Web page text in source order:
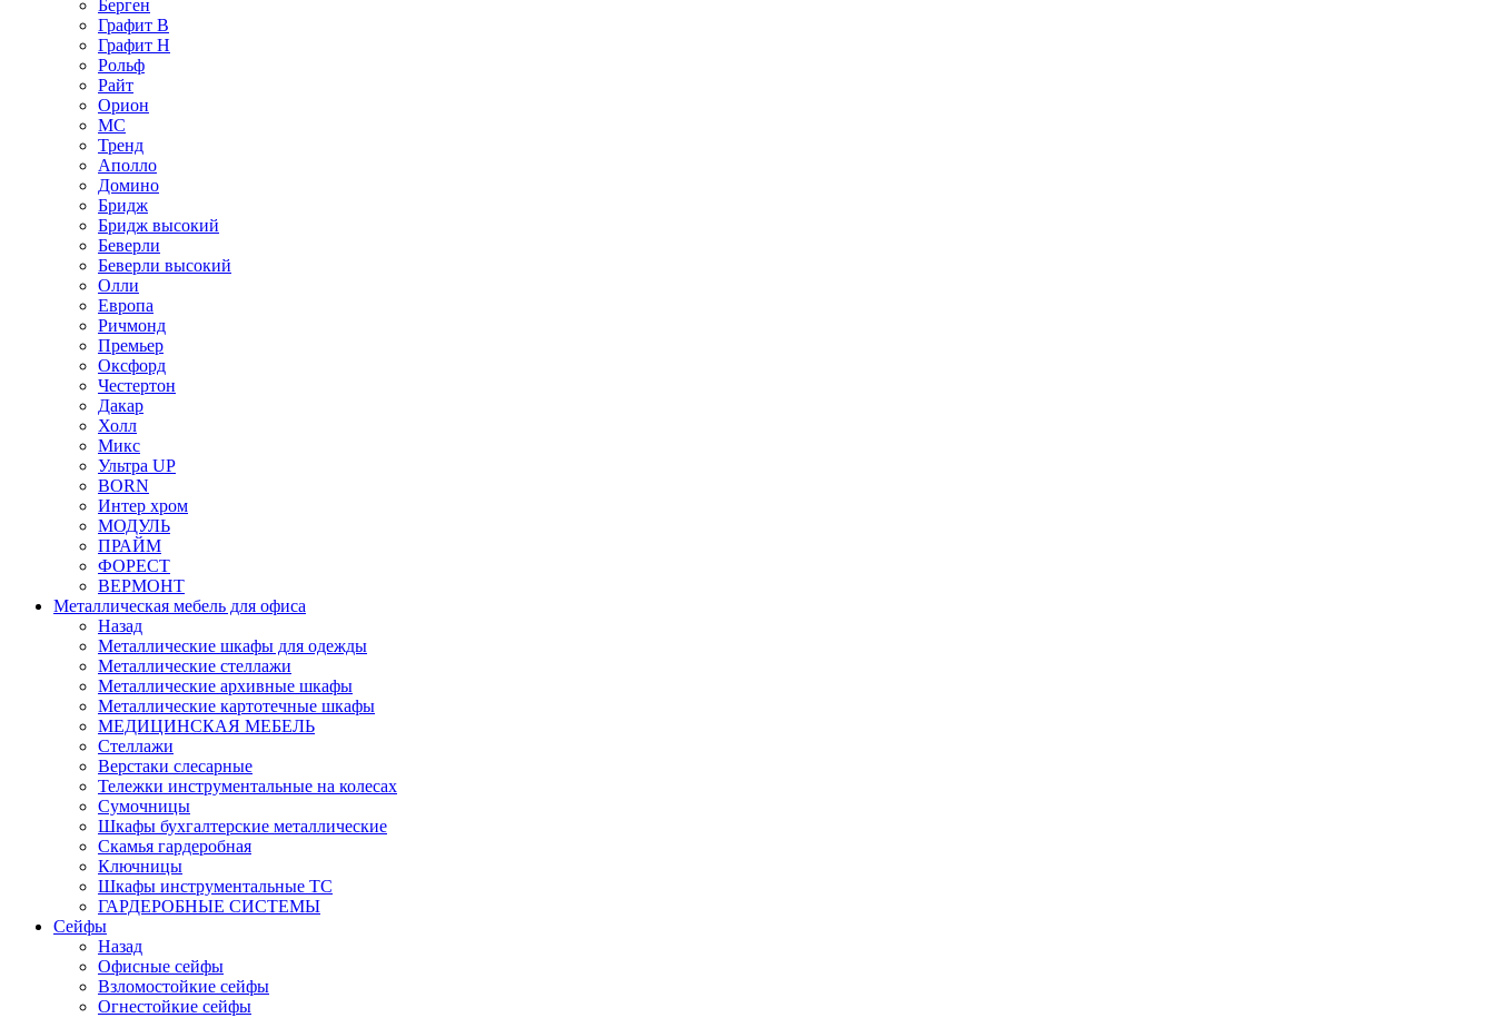
Берген
Графит В
Графит Н
Рольф
Райт
Орион
МС
Тренд
Аполло
Домино
Бридж
Бридж высокий
Беверли
Беверли высокий
Олли
Европа
Ричмонд
Премьер
Оксфорд
Честертон
Дакар
Холл
Микс
Ультра UP
BORN
Интер хром
МОДУЛЬ
ПРАЙМ
ФОРЕСТ
ВЕРМОНТ
Металлическая мебель для офиса
Назад
Металлические шкафы для одежды
Металлические стеллажи
Металлические архивные шкафы
Металлические картотечные шкафы
МЕДИЦИНСКАЯ МЕБЕЛЬ
Стеллажи
Верстаки слесарные
Тележки инструментальные на колесах
Сумочницы
Шкафы бухгалтерские металлические
Скамья гардеробная
Ключницы
Шкафы инструментальные ТС
ГАРДЕРОБНЫЕ СИСТЕМЫ
Сейфы
Назад
Офисные сейфы
Взломостойкие сейфы
Огнестойкие сейфы